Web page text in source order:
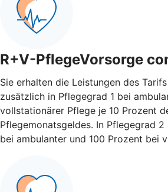
R+V-PflegeVorsorge
Sie erhalten die Leistungen des
zusätzlich in Pflegegrad 1 bei
vollstationärer Pflege je 10 Prozent
Pflegemonatsgeldes. In Pflegegrad
bei ambulanter und 100 Prozent bei